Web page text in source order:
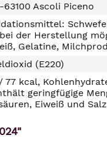
63100 Ascoli Piceno
der Herstellung
Gelatine,
(E220)
77 kcal,
geringfügige
Eiweiß und Salz